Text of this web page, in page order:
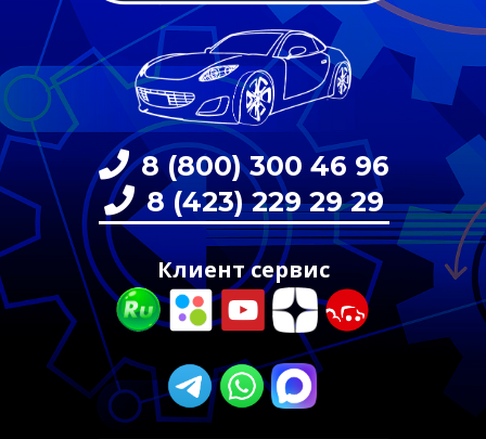
8 (800) 300 46 96
8 (423) 229 29 29
Клиент сервис